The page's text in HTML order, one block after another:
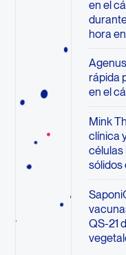
en el
hora
rápida
en el
Mink
clínica
células
sólidos
QS-21